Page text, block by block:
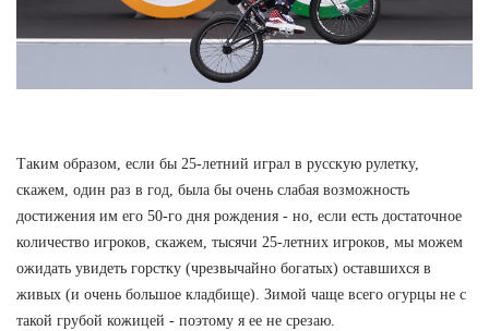
Таким образом, если бы 25-летний играл в русскую рулетку,
скажем, один раз в год, была бы очень слабая возможность
достижения им его 50-го дня рождения - но, если есть достаточное
количество игроков, скажем, тысячи 25-летних игроков, мы можем
ожидать увидеть горстку (чрезвычайно богатых) оставшихся в
живых (и очень большое кладбище). Зимой чаще всего огурцы не с
такой грубой кожицей - поэтому я ее не срезаю.